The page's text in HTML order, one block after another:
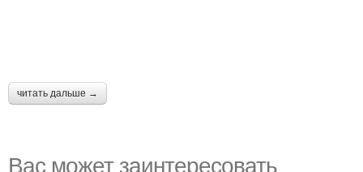
читать дальше →
Вас может заинтересовать